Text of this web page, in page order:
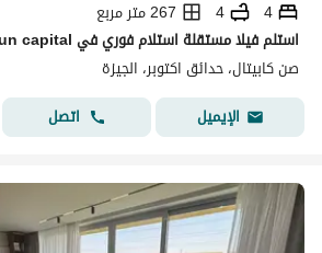
4
4
267 متر مربع
استلم فيلا مستقلة استلام فوري في Sun capital بافضل لوكيشن
صن كابيتال، حدائق اكتوبر، الجيزة
الإيميل
اتصل